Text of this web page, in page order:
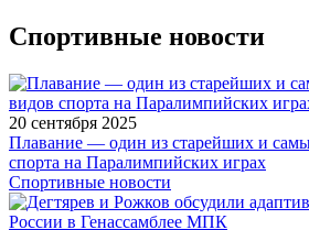
Спортивные новости
20 сентября 2025
Плавание — один из старейших и
спорта на Паралимпийских играх
Спортивные новости